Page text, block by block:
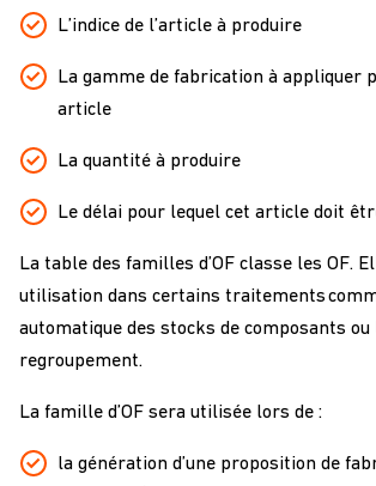
L’indice de l’article à produire
La gamme de fabrication à appliquer
article
La quantité à produire
Le délai pour lequel cet article doit
La table des familles d’OF classe les OF.
utilisation dans certains traitements
automatique des stocks de composants ou
regroupement.
La famille d’OF sera utilisée lors de :
la génération d’une proposition de